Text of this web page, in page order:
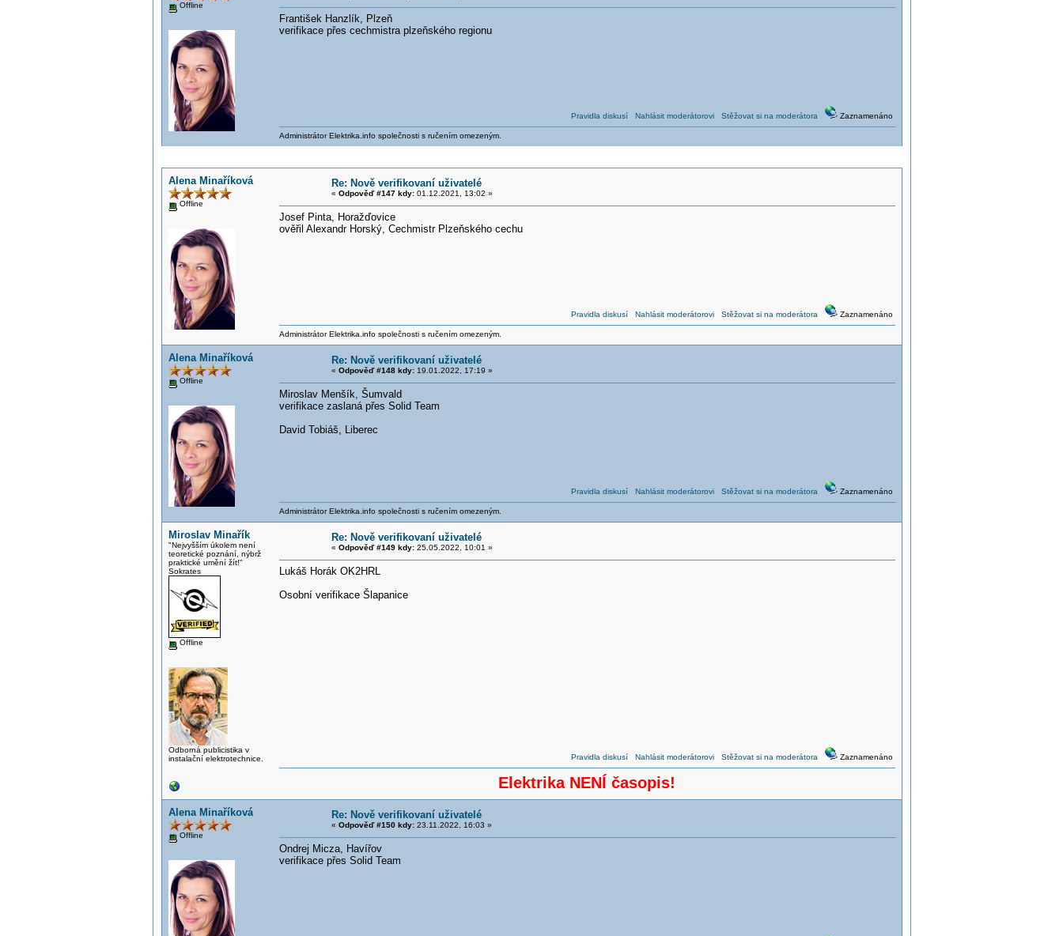
Offline
František Hanzlík, Plzeň
verifikace přes cechmistra plzeňského regionu
Pravidla diskusí Nahlásit moderátorovi Stěžovat si na moderátora Zaznamenáno
Administrátor Elektrika.info společnosti s ručením omezeným.
Alena Minaříková
Offline
Re: Nově verifikovaní uživatelé
« Odpověď #147 kdy:01.12.2021, 13:02 »
Josef Pinta, Horažďovice
ověřil Alexandr Horský, Cechmistr Plzeňského cechu
Pravidla diskusí Nahlásit moderátorovi Stěžovat si na moderátora Zaznamenáno
Administrátor Elektrika.info společnosti s ručením omezeným.
Alena Minaříková
Offline
Re: Nově verifikovaní uživatelé
« Odpověď #148 kdy:19.01.2022, 17:19 »
Miroslav Menšík, Šumvald
verifikace zaslaná přes Solid Team
David Tobiáš, Liberec
Pravidla diskusí Nahlásit moderátorovi Stěžovat si na moderátora Zaznamenáno
Administrátor Elektrika.info společnosti s ručením omezeným.
Miroslav Minařík
"Nejvyšším úkolem není
teoretické poznání, nýbrž
praktické umění žít!"
Sokrates
Offline
Odborná publicistika v
instalační elektrotechnice.
Re: Nově verifikovaní uživatelé
« Odpověď #149 kdy:25.05.2022, 10:01 »
Lukáš Horák OK2HRL
Osobní verifikace Šlapanice
Pravidla diskusí Nahlásit moderátorovi Stěžovat si na moderátora Zaznamenáno
Elektrika NENÍ časopis!
Alena Minaříková
Offline
Re: Nově verifikovaní uživatelé
« Odpověď #150 kdy:23.11.2022, 16:03 »
Ondrej Micza, Havířov
verifikace přes Solid Team